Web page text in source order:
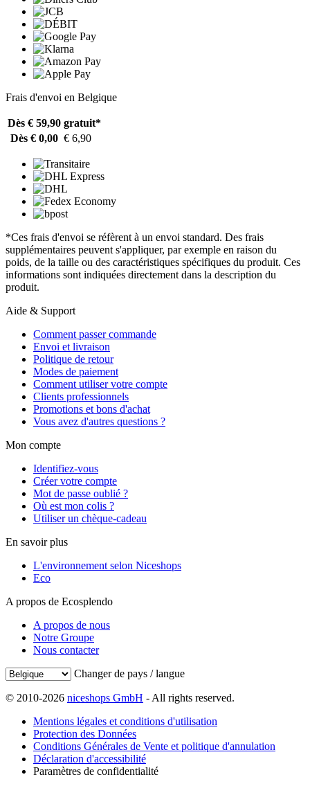
Frais d'envoi en Belgique
Dès € 59,90 gratuit*
Dès € 0,00 € 6,90
*Ces frais d'envoi se réfèrent à un envoi standard. Des frais
supplémentaires peuvent s'appliquer, par exemple en raison du
poids, de la taille ou des caractéristiques spécifiques du produit. Ces
informations sont indiquées directement dans la description du
produit.
Aide & Support
Comment passer commande
Envoi et livraison
Politique de retour
Modes de paiement
Comment utiliser votre compte
Clients professionnels
Promotions et bons d'achat
Vous avez d'autres questions ?
Mon compte
Identifiez-vous
Créer votre compte
Mot de passe oublié ?
Où est mon colis ?
Utiliser un chèque-cadeau
En savoir plus
L'environnement selon Niceshops
Eco
A propos de Ecosplendo
A propos de nous
Notre Groupe
Nous contacter
Changer de pays / langue
© 2010-2026 niceshops GmbH - All rights reserved.
Mentions légales et conditions d'utilisation
Protection des Données
Conditions Générales de Vente et politique d'annulation
Déclaration d'accessibilité
Paramètres de confidentialité